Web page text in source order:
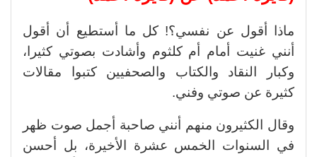
ماذا أقول عن نفسي؟! كل ما أستطيع أن أقول
أنني غنيت أمام أم كلثوم وأشادت بصوتي كثيرا،
وكبار النقاد والكتاب والصحفيين كتبوا مقالات
كثيرة عن صوتي وفني.
وقال الكثيرون منهم أنني صاحبة أجمل صوت ظهر
في السنوات الخمس عشرة الأخيرة، بل أحسن